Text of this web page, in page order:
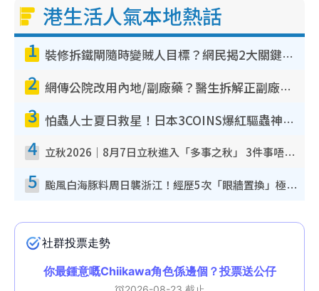
o
港生活人氣本地熱話
1 裝修拆鐵閘隨時變賊人目標？網民揭2大關鍵用途：裝新式等於白裝？附新舊鐵閘分別
2 網傳公院改用內地/副廠藥？醫生拆解正副廠分別 揭4類人換藥隨時出事
3 怕蟲人士夏日救星！日本3COINS爆紅驅蟲神器$45起 1招「全程免觸碰」輕鬆搞定小強
4 立秋2026｜8月7日立秋進入「多事之秋」 3件事唔做得！專家教6招開運 清枱頭／銀包納氣接好運
5 颱風白海豚料周日襲浙江！經歷5次「眼牆置換」極罕見 成登陸內地最長途颱風